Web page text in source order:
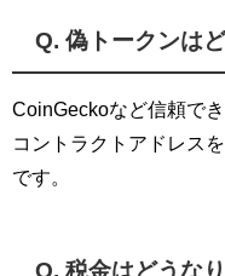
Q. 偽トークンは
CoinGeckoなど信頼で
コントラクトアドレス
です。
Q. 税金はどうな